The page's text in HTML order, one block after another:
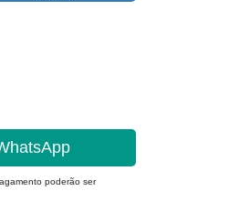
poderão ser